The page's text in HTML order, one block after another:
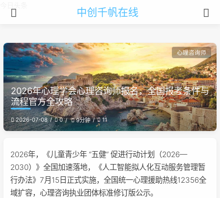
中创千帆在线
心理咨询师
2026年心理学会心理咨询师报名，全国报考条件与
流程官方全攻略
2026-07-08 0 9分钟 11
2026年，《儿童青少年 “五健” 促进行动计划（2026—
2030）》全国加速落地，《人工智能拟人化互动服务管理暂
行办法》7月15日正式实施，全国统一心理援助热线12356全
域扩容，心理咨询执业团体标准修订版公示。